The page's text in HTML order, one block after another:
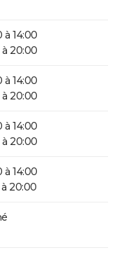
à 14:00
à 20:00
à 14:00
à 20:00
à 14:00
à 20:00
à 14:00
à 20:00